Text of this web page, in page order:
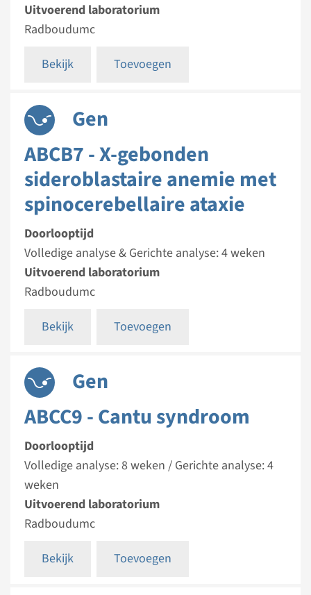
Uitvoerend laboratorium
Radboudumc
Bekijk
Toevoegen
Gen
ABCB7 - X-gebonden
sideroblastaire anemie met
spinocerebellaire ataxie
Doorlooptijd
Volledige analyse & Gerichte analyse: 4 weken
Uitvoerend laboratorium
Radboudumc
Bekijk
Toevoegen
Gen
ABCC9 - Cantu syndroom
Doorlooptijd
Volledige analyse: 8 weken / Gerichte analyse: 4
weken
Uitvoerend laboratorium
Radboudumc
Bekijk
Toevoegen